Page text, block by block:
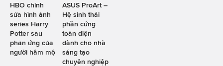
HBO chỉnh
sửa hình ảnh
series Harry
Potter sau
phản ứng của
người hâm mộ
ASUS ProArt –
Hệ sinh thái
phần cứng
toàn diện
dành cho nhà
sáng tạo
chuyên nghiệp